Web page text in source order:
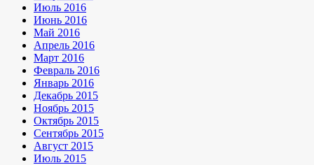
Июль 2016
Июнь 2016
Май 2016
Апрель 2016
Март 2016
Февраль 2016
Январь 2016
Декабрь 2015
Ноябрь 2015
Октябрь 2015
Сентябрь 2015
Август 2015
Июль 2015